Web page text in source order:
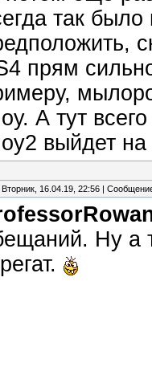
так
прям
А тут
выйдет
Вторник, 16.04.19, 22:56 |
Ну а